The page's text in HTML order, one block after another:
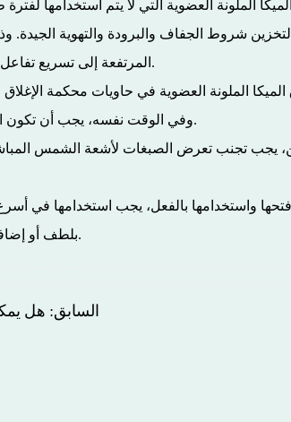
الملونة العضوية
شروط الجفاف والبرودة والتهوية الجيدة.
المرتفعة إلى تسريع تفاعل أكسدة الصبغة، مما يؤثر على لونها وثباتها. لذلك، يعد اختيار مساحة التخزين المناسبة أمرًا بالغ الأهمية.
الملونة العضوية في حاويات محكمة الإغلاق
وفي الوقت نفسه، يجب أن تكون العبوات مصنوعة من مواد غير معدنية مثل البلاستيك أو الزجاج لتجنب التفاعلات الكيميائية مع الأصباغ.
يجب تجنب تعرض الصبغات لأشعة الشمس
تم فتحها واستخدامها بالفعل، يجب استخدامها
بلطف أو إضافة كمية صغيرة من المادة المخففة لاستعادة سيولته، ولكن احرص على عدم إتلاف لون الصبغة وبنيتها.
السابق: هل